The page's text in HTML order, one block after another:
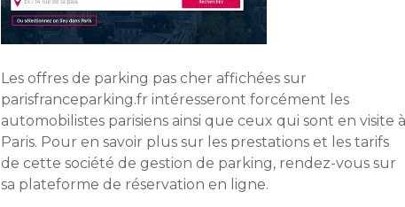
Les offres de parking pas cher affichées sur
parisfranceparking.fr intéresseront forcément les
automobilistes parisiens ainsi que ceux qui sont en visite à
Paris. Pour en savoir plus sur les prestations et les tarifs
de cette société de gestion de parking, rendez-vous sur
sa plateforme de réservation en ligne.